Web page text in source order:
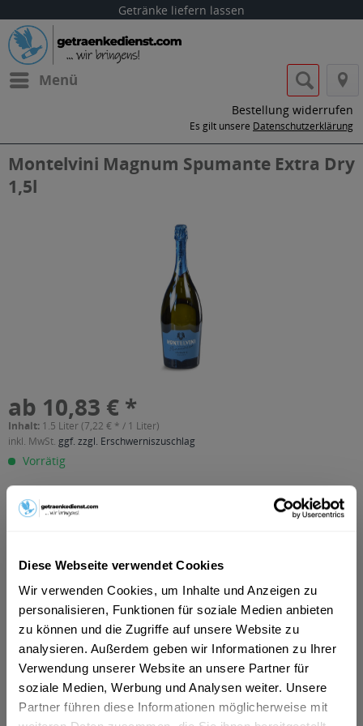
Diese Webseite verwendet Cookies
Wir verwenden Cookies, um Inhalte und Anzeigen zu
personalisieren, Funktionen für soziale Medien anbieten
zu können und die Zugriffe auf unsere Website zu
analysieren. Außerdem geben wir Informationen zu Ihrer
Verwendung unserer Website an unsere Partner für
soziale Medien, Werbung und Analysen weiter. Unsere
Partner führen diese Informationen möglicherweise mit
Getränke liefern lassen
Menü
Bestellung widerrufen
Es gilt unsere Datenschutzerklärung
Montelvini Magnum Spumante Extra Dry
1,5l
ab 10,83 € *
Inhalt: 1.5 Liter (7,22 € * / 1 Liter)
inkl. MwSt. ggf. zzgl. Erschwerniszuschlag
Vorrätig
In denWarenkorb
Verfügbar in:
Beschreibung
mehr
"Montelvini Magnum Spumante Extra Dry
1,5l"
Flaschengröße:
1 - 1,5 l
Fragen zum Artikel?